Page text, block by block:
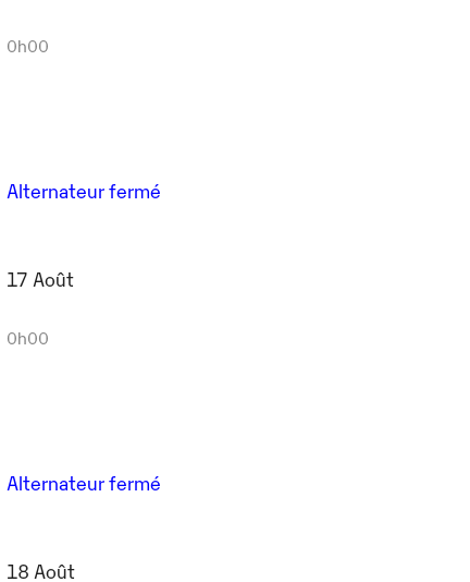
0h00
Alternateur fermé
17 Août
0h00
Alternateur fermé
18 Août